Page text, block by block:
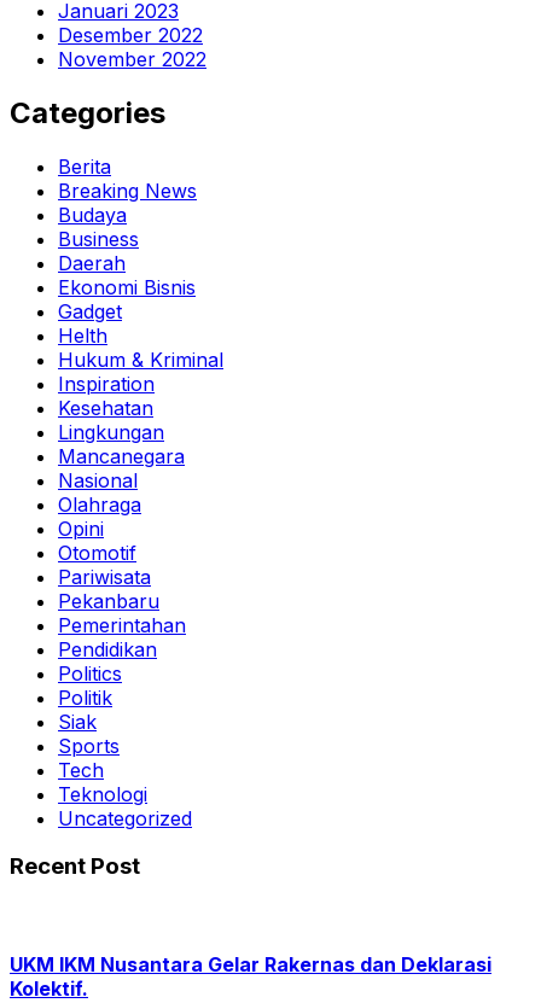
Januari 2023
Desember 2022
November 2022
Categories
Berita
Breaking News
Budaya
Business
Daerah
Ekonomi Bisnis
Gadget
Helth
Hukum & Kriminal
Inspiration
Kesehatan
Lingkungan
Mancanegara
Nasional
Olahraga
Opini
Otomotif
Pariwisata
Pekanbaru
Pemerintahan
Pendidikan
Politics
Politik
Siak
Sports
Tech
Teknologi
Uncategorized
Recent Post
UKM IKM Nusantara Gelar Rakernas dan Deklarasi
Kolektif.